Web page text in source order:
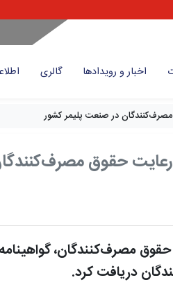
اخبار و رویداد‌ها گالری
در صنعت پلیمر کشور
رعایت حقوق
مصرف‌کنندگان،
دریافت کرد.